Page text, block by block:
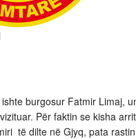
burgosur Fatmir Limaj,
Për faktin se kisha
të dilte në Gjyq, pata rastin